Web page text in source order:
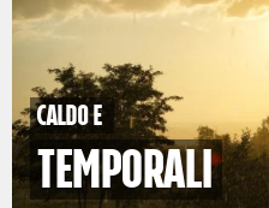
caldo e
temporali